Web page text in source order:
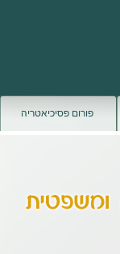
פורום פסיכיאטריה